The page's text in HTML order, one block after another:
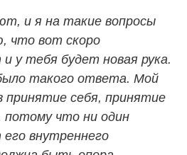
и я на такие вопросы
что вот скоро
у тебя будет новая рука.
такого ответа. Мой
принятие себя, принятие
потому что ни один
внутреннего